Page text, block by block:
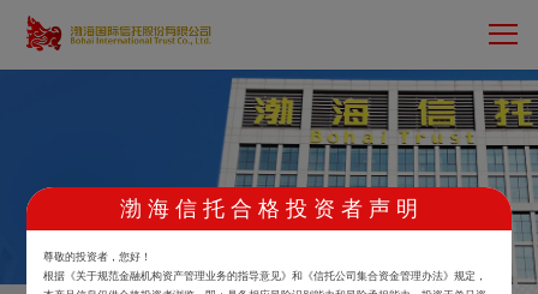
首页 > 鲲鹏财富 >
渤 海 信 托 合 格 投 资 者 声 明
尊敬的投资者，您好！
根据《关于规范金融机构资产管理业务的指导意见》和《信托公司集合资金管理办法》规定，